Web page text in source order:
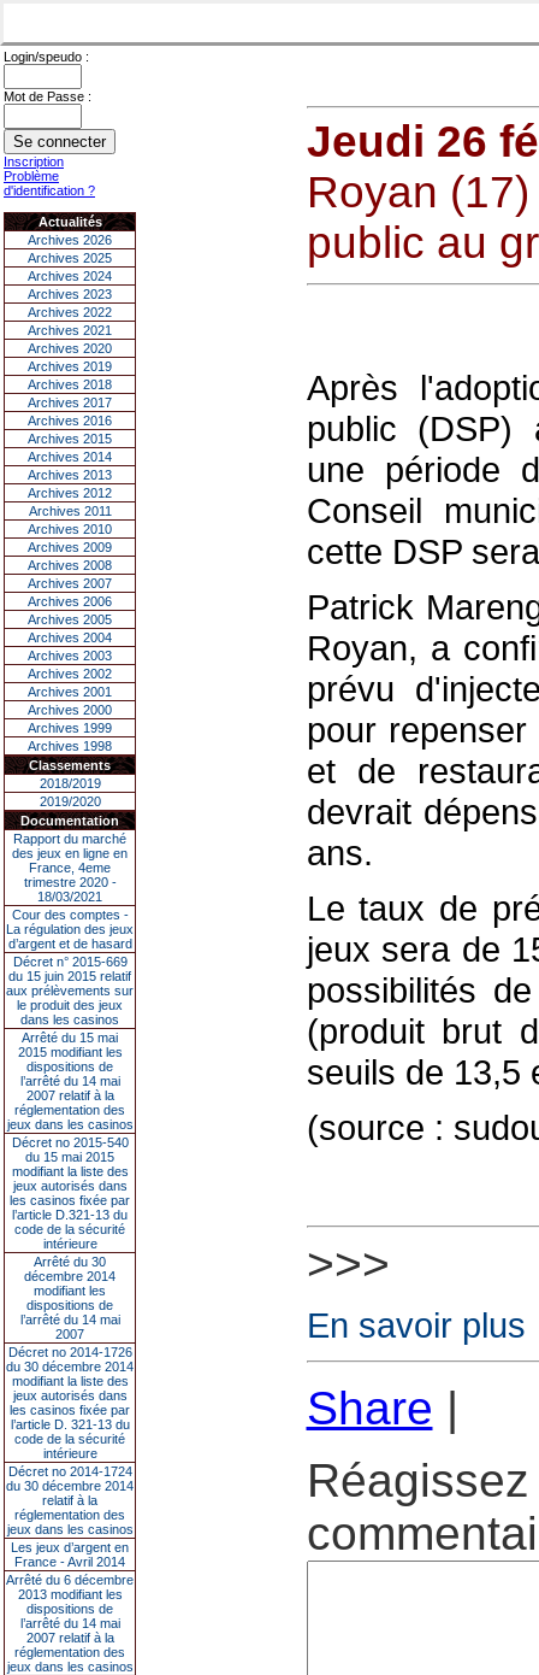
Login/speudo :
Mot de Passe :
Inscription
Problème
d'identification ?
Actualités
Archives 2026
Archives 2025
Archives 2024
Archives 2023
Archives 2022
Archives 2021
Archives 2020
Archives 2019
Archives 2018
Archives 2017
Archives 2016
Archives 2015
Archives 2014
Archives 2013
Archives 2012
Archives 2011
Archives 2010
Archives 2009
Archives 2008
Archives 2007
Archives 2006
Archives 2005
Archives 2004
Archives 2003
Archives 2002
Archives 2001
Archives 2000
Archives 1999
Archives 1998
Classements
2018/2019
2019/2020
Documentation
Rapport du marché
des jeux en ligne en
France, 4eme
trimestre 2020 -
18/03/2021
Cour des comptes -
La régulation des jeux
d’argent et de hasard
Décret n° 2015-669
du 15 juin 2015 relatif
aux prélèvements sur
le produit des jeux
dans les casinos
Arrêté du 15 mai
2015 modifiant les
dispositions de
l’arrêté du 14 mai
2007 relatif à la
réglementation des
jeux dans les casinos
Décret no 2015-540
du 15 mai 2015
modifiant la liste des
jeux autorisés dans
les casinos fixée par
l’article D.321-13 du
code de la sécurité
intérieure
Arrêté du 30
décembre 2014
modifiant les
dispositions de
l’arrêté du 14 mai
2007
Décret no 2014-1726
du 30 décembre 2014
modifiant la liste des
jeux autorisés dans
les casinos fixée par
l’article D. 321-13 du
code de la sécurité
intérieure
Décret no 2014-1724
du 30 décembre 2014
relatif à la
réglementation des
jeux dans les casinos
Les jeux d’argent en
France - Avril 2014
Arrêté du 6 décembre
2013 modifiant les
dispositions de
l’arrêté du 14 mai
2007 relatif à la
réglementation des
jeux dans les casinos
Jeudi 26
Royan
public au
Après
public (DSP)
une période
Conseil
cette DSP
Patrick
Royan, a
prévu
pour
et de
devrait
ans.
Le taux de
jeux sera de
possibilités
(produit brut
seuils de 13,5
(source :
>>>
En savoir plus
Share |